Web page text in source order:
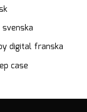
digital franska
case